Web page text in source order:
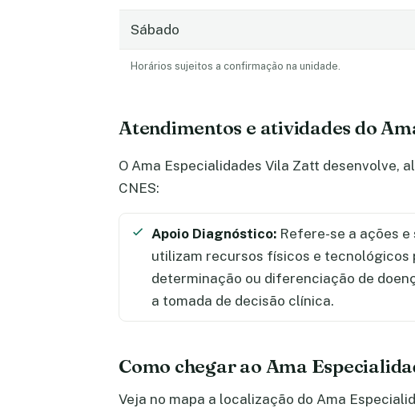
Sábado
Horários sujeitos a confirmação na unidade.
Atendimentos e atividades do
O Ama Especialidades Vila Zatt desenvolve,
CNES:
Apoio Diagnóstico: Refere-se a ações e
utilizam recursos físicos e tecnológicos
determinação ou diferenciação de
a tomada de decisão clínica.
Como chegar ao Ama
Veja no mapa a localização do Ama